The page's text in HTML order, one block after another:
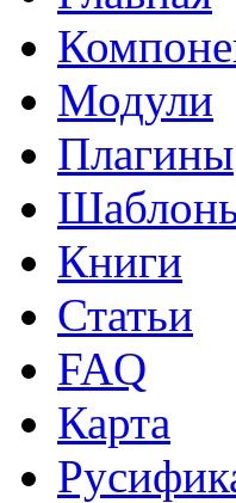
Модули
Плагины
Книги
Статьи
FAQ
Карта